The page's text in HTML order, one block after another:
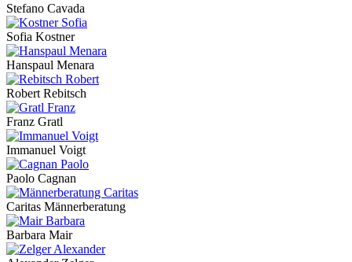
Stefano Cavada
Sofia Kostner
Hanspaul Menara
Robert Rebitsch
Franz Gratl
Immanuel Voigt
Paolo Cagnan
Caritas Männerberatung
Barbara Mair